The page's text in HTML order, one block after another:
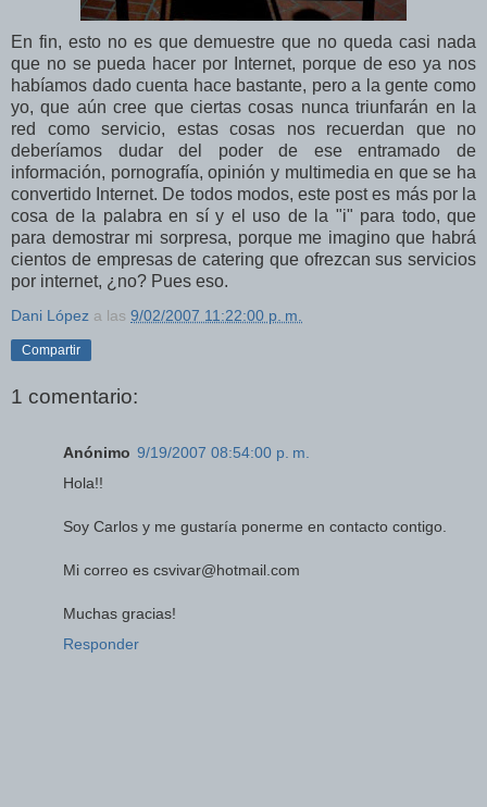
En fin, esto no es que demuestre que no queda casi nada
que no se pueda hacer por Internet, porque de eso ya nos
habíamos dado cuenta hace bastante, pero a la gente como
yo, que aún cree que ciertas cosas nunca triunfarán en la
red como servicio, estas cosas nos recuerdan que no
deberíamos dudar del poder de ese entramado de
información, pornografía, opinión y multimedia en que se ha
convertido Internet. De todos modos, este post es más por la
cosa de la palabra en sí y el uso de la "i" para todo, que
para demostrar mi sorpresa, porque me imagino que habrá
cientos de empresas de catering que ofrezcan sus servicios
por internet, ¿no? Pues eso.
Dani López a las 9/02/2007 11:22:00 p. m.
Compartir
1 comentario:
Anónimo 9/19/2007 08:54:00 p. m.
Hola!!
Soy Carlos y me gustaría ponerme en contacto contigo.
Mi correo es csvivar@hotmail.com
Muchas gracias!
Responder